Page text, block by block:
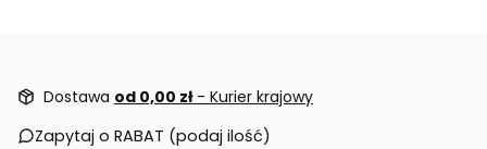
Dostawa od 0,00 zł - Kurier krajowy
Zapytaj o RABAT (podaj ilość)